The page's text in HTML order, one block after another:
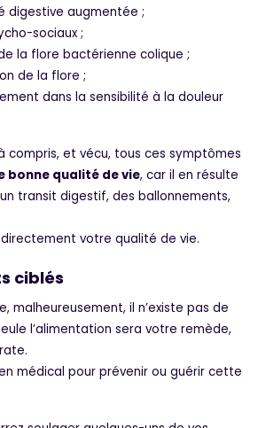
digestive augmentée ;
sociaux ;
la flore bactérienne colique ;
de la flore ;
dans la sensibilité à la douleur
compris, et vécu, tous ces symptômes
bonne qualité de vie, car il en résulte
transit digestif, des ballonnements,
votre qualité de vie.
ciblés
malheureusement, il n’existe pas de
l’alimentation sera votre remède,
médical pour prévenir ou guérir cette